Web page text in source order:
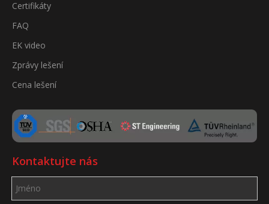
Certifikáty
FAQ
EK video
Zprávy lešení
Cena lešení
Kontaktujte nás